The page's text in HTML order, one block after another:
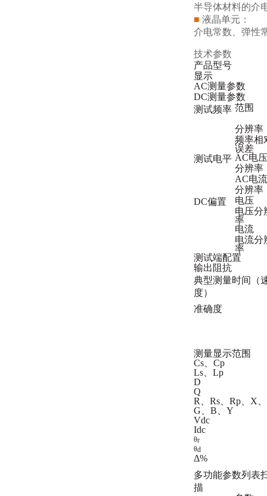
半导体材料的介
■ 液晶单元：
介电常数、弹性
技术参数
产品型号
显示
AC测量参数
DC测量参数
测试频率 范围
分辨率
频率相
误差
测试电平 AC电压
分辨率
AC电流
分辨率
DC偏置
电压
电压分
率
电流
电流分
率
测试端配置
输出阻抗
典型测量时间（
度）
准确度
测量显示范围
Cs、Cp
Ls、Lp
D
Q
R、Rs、Rp、X
G、B、Y
Vdc
Idc
θr
θd
Δ%
多功能参数列表
描